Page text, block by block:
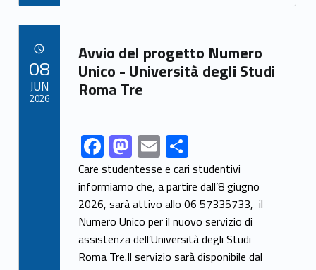
e
b
o
o
k
to
d
o
n
ai
l
ar
e
Link identifier archive #link-archive-2687
Avvio del progetto Numero
Unico - Università degli Studi
Roma Tre
Link identifier share facebook archive #share-link-archive-65273F
ac
e
b
o
o
M
as
to
d
o
n
E
m
ai
l
S
h
ar
e
Care studentesse e cari studentivi
informiamo che, a partire dall’8 giugno
2026, sarà attivo allo 06 57335733, il
Numero Unico per il nuovo servizio di
assistenza dell’Università degli Studi
Roma Tre.Il servizio sarà disponibile dal
08
JUN
2026